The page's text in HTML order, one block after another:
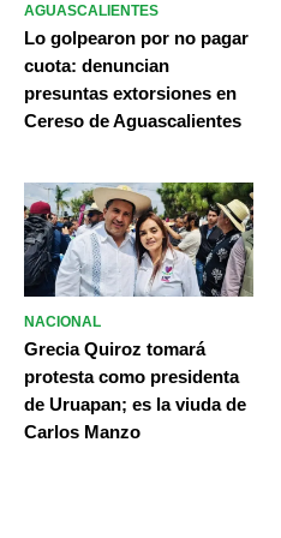
AGUASCALIENTES
Lo golpearon por no pagar
cuota: denuncian
presuntas extorsiones en
Cereso de Aguascalientes
NACIONAL
Grecia Quiroz tomará
protesta como presidenta
de Uruapan; es la viuda de
Carlos Manzo